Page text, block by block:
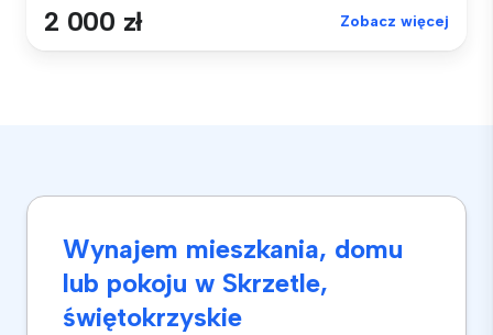
2 000 zł Zobacz więcej
Wynajem mieszkania, domu
lub pokoju w Skrzetle,
świętokrzyskie